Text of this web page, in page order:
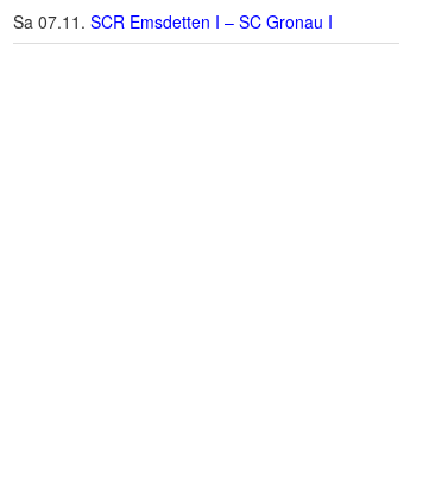
Sa 07.11. SCR Emsdetten I – SC Gronau I